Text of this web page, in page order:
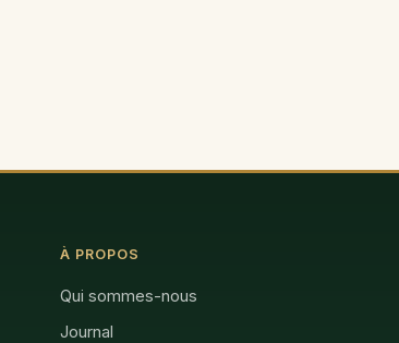
À PROPOS
Qui sommes-nous
Journal